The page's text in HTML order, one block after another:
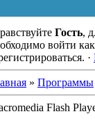
Гость,
войти
·
» Программы
Flash